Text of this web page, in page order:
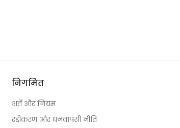
निगमित
शर्तें और नियम
रद्दीकरण और धनवापसी नीति